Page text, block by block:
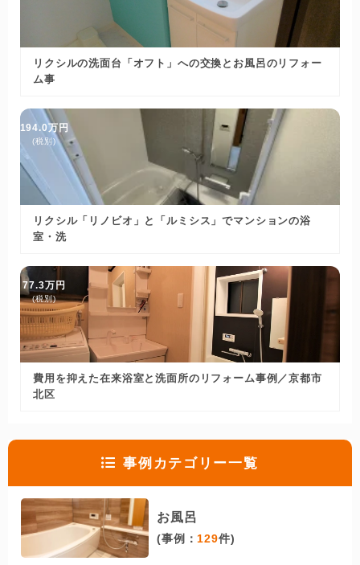
リクシルの洗面台「オフト」への交換とお風呂のリフォー
ム事
194.0万円
(税別)
リクシル「リノビオ」と「ルミシス」でマンションの浴
室・洗
77.3万円
(税別)
費用を抑えた在来浴室と洗面所のリフォーム事例／京都市
北区
事例カテゴリー一覧
お風呂
(事例： 129件)